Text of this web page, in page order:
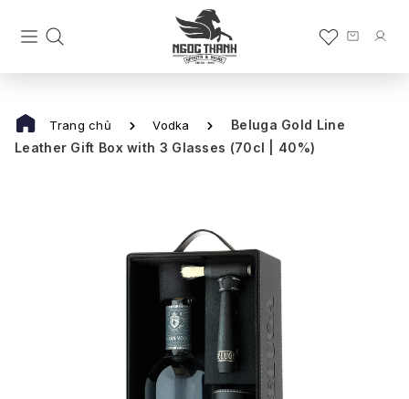
Trang chủ Vodka
Beluga Gold Line
Leather Gift Box with 3 Glasses (70cl | 40%)